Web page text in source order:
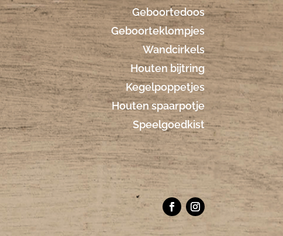
Geboortedoos
Geboorteklompjes
Wandcirkels
Houten bijtring
Kegelpoppetjes
Houten spaarpotje
Speelgoedkist